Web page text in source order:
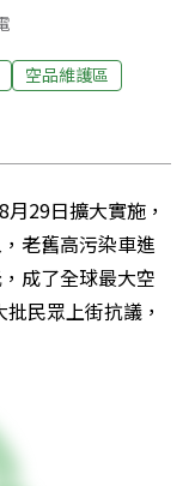
空品維護區
29日擴大實施，
老舊高污染車進
成了全球最大空
民眾上街抗議，